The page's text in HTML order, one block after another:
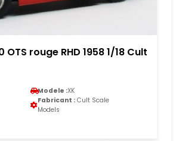
OTS rouge RHD 1958 1/18 Cult
Modele :XK
Fabricant : Cult Scale
Models